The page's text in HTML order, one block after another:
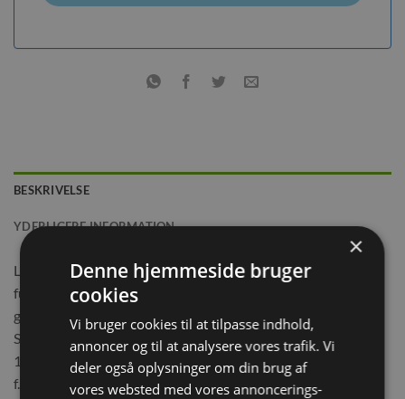
BESKRIVELSE
YDERLIGERE INFORMATION
Luxber Naturligt multifarvet papirstrøelse til små gnavere,
fugle og krybdyr, papirstrøelsen fra Luxber absorberer 2-3
gange sin egen vægt, sikre minimal lugt og er 99,9% støvfrit.
Samtidig er det miljø venlig og allergi venligt. Produktet er
100% biologisk nedbrydeligt og kompostbart. Velegnet til
f.eks. hamstere og marsvin.
×
Denne hjemmeside bruger
cookies
Vi bruger cookies til at tilpasse indhold,
annoncer og til at analysere vores trafik. Vi
deler også oplysninger om din brug af
vores websted med vores annoncerings-